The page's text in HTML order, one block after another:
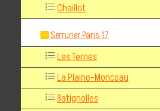
Chaillot
Serrurier Paris 17
Les Ternes
La Plaine-Monceau
Batignolles